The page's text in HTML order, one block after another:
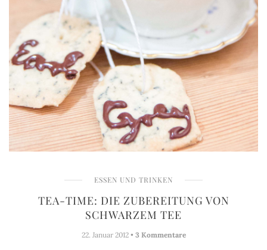
ESSEN UND TRINKEN
TEA-TIME: DIE ZUBEREITUNG VON
SCHWARZEM TEE
22. Januar 2012 • 3 Kommentare